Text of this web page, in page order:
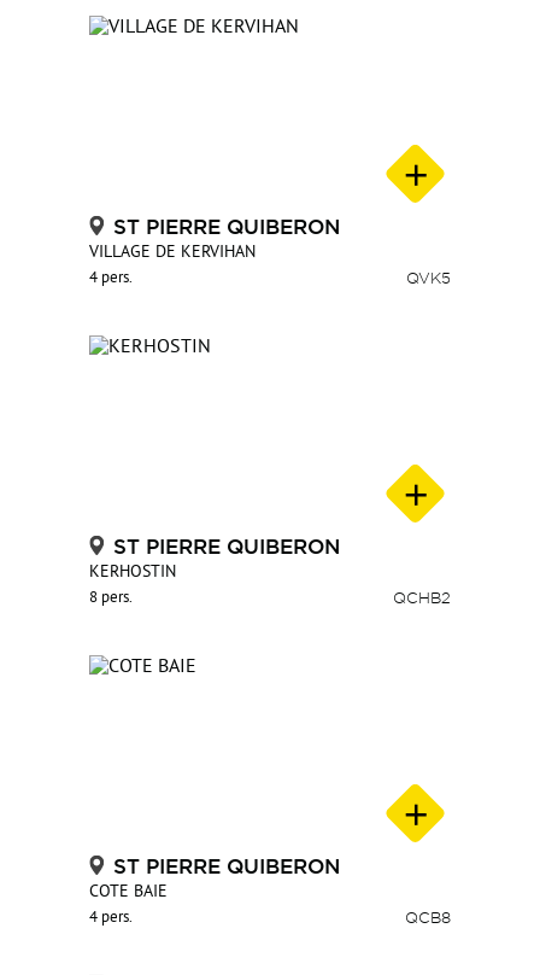
ST PIERRE QUIBERON
VILLAGE DE KERVIHAN
4 pers. QVK5
ST PIERRE QUIBERON
KERHOSTIN
8 pers. QCHB2
ST PIERRE QUIBERON
COTE BAIE
4 pers. QCB8